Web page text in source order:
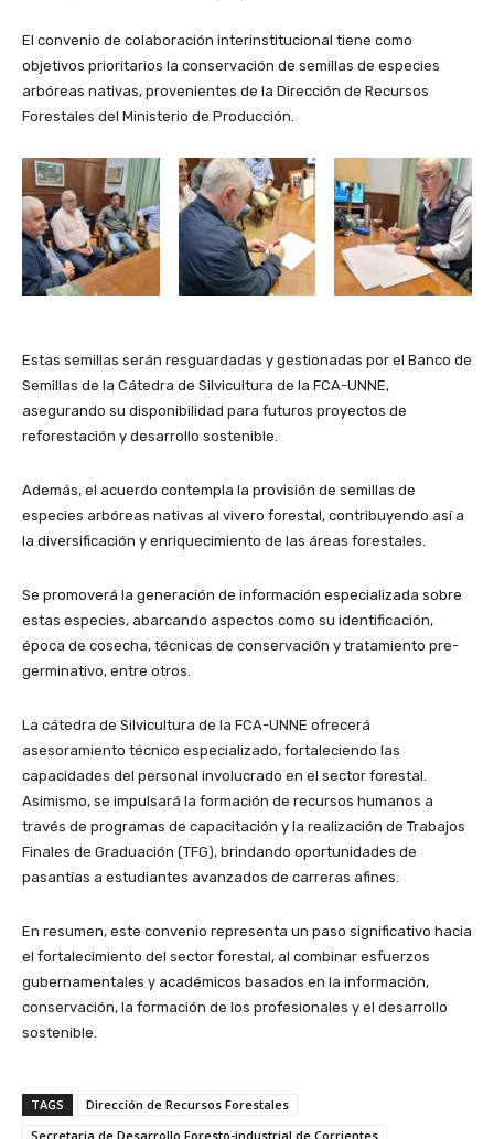
El convenio de colaboración interinstitucional tiene como
objetivos prioritarios la conservación de semillas de especies
arbóreas nativas, provenientes de la Dirección de Recursos
Forestales del Ministerio de Producción.
Estas semillas serán resguardadas y gestionadas por el Banco de
Semillas de la Cátedra de Silvicultura de la FCA-UNNE,
asegurando su disponibilidad para futuros proyectos de
reforestación y desarrollo sostenible.
Además, el acuerdo contempla la provisión de semillas de
especies arbóreas nativas al vivero forestal, contribuyendo así a
la diversificación y enriquecimiento de las áreas forestales.
Se promoverá la generación de información especializada sobre
estas especies, abarcando aspectos como su identificación,
época de cosecha, técnicas de conservación y tratamiento pre-
germinativo, entre otros.
La cátedra de Silvicultura de la FCA-UNNE ofrecerá
asesoramiento técnico especializado, fortaleciendo las
capacidades del personal involucrado en el sector forestal.
Asimismo, se impulsará la formación de recursos humanos a
través de programas de capacitación y la realización de Trabajos
Finales de Graduación (TFG), brindando oportunidades de
pasantías a estudiantes avanzados de carreras afines.
En resumen, este convenio representa un paso significativo hacia
el fortalecimiento del sector forestal, al combinar esfuerzos
gubernamentales y académicos basados en la información,
conservación, la formación de los profesionales y el desarrollo
sostenible.
TAGS
Dirección de Recursos Forestales
Secretaria de Desarrollo Foresto-industrial de Corrientes